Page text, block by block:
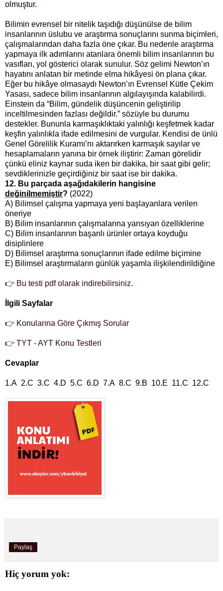
olmuştur.
Bilimin evrensel bir nitelik taşıdığı düşünülse de bilim
insanlarının üslubu ve araştırma sonuçlarını sunma biçimleri,
çalışmalarından daha fazla öne çıkar. Bu nedenle araştırma
yapmaya ilk adımlarını atanlara önemli bilim insanlarının bu
vasıfları, yol gösterici olarak sunulur. Söz gelimi Newton’ın
hayatını anlatan bir metinde elma hikâyesi ön plana çıkar.
Eğer bu hikâye olmasaydı Newton’ın Evrensel Kütle Çekim
Yasası, sadece bilim insanlarının algılayışında kalabilirdi.
Einstein da “Bilim, gündelik düşüncenin geliştirilip
inceltilmesinden fazlası değildir.” sözüyle bu durumu
destekler. Bununla karmaşıklıktaki yalınlığı keşfetmek kadar
keşfin yalınlıkla ifade edilmesini de vurgular. Kendisi de ünlü
Genel Görelilik Kuramı’nı aktarırken karmaşık sayılar ve
hesaplamaların yanına bir örnek iliştirir: Zaman görelidir
çünkü eliniz kaynar suda iken bir dakika, bir saat gibi gelir;
sevdiklerinizle geçirdiğiniz bir saat ise bir dakika.
12. Bu parçada aşağıdakilerin hangisine
değinilmemiştir? (2022)
A) Bilimsel çalışma yapmaya yeni başlayanlara verilen
öneriye
B) Bilim insanlarının çalışmalarına yansıyan özelliklerine
C) Bilim insanlarının başarılı ürünler ortaya koyduğu
disiplinlere
D) Bilimsel araştırma sonuçlarının ifade edilme biçimine
E) Bilimsel araştırmaların günlük yaşamla ilişkilendirildiğine
👉 Bu testi pdf olarak indirebilirsiniz.
İlgili Sayfalar
👉 Konularına Göre Çıkmış Sorular
👉 TYT - AYT Konu Testleri
Cevaplar
1.A 2.C 3.C 4.D 5.C 6.D 7.A 8.C 9.B 10.E 11.C 12.C
Paylaş
Hiç yorum yok: